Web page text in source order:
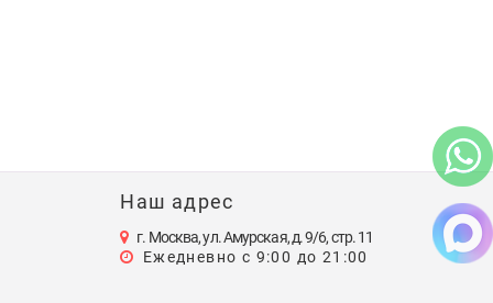
именинника.
Наш адрес
г. Москва, ул. Амурская, д. 9/6, стр. 11
Ежедневно с 9:00 до 21:00